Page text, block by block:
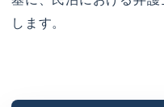
します。